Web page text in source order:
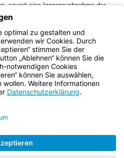
soweit eine Inanspruchnahme der
Ob und inwieweit ein
Billigkeit widerspräche, entscheidet
zuständige